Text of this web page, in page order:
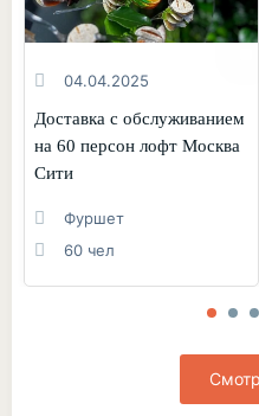
04.04.2025
Доставка с обслуживанием
на 60 персон лофт Москва
Сити
Фуршет
60 чел